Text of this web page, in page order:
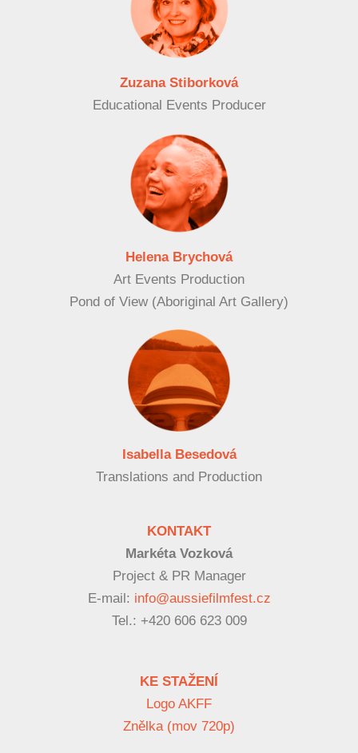
Zuzana Stiborková
Educational Events Producer
Helena Brychová
Art Events Production
Pond of View (Aboriginal Art Gallery)
Isabella Besedová
Translations and Production
KONTAKT
Markéta Vozková
Project & PR Manager
E-mail: info@aussiefilmfest.cz
Tel.: +420 606 623 009
KE STAŽENÍ
Logo AKFF
Znělka (mov 720p)